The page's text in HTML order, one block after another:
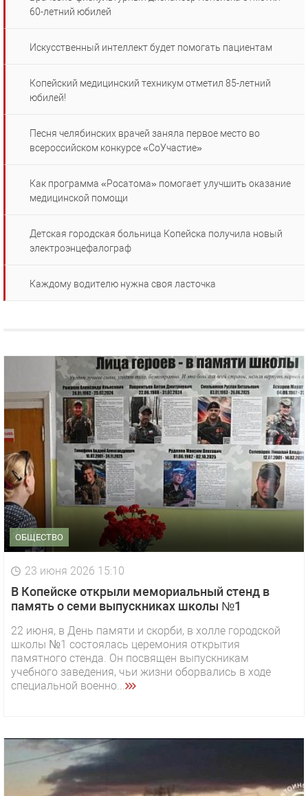
60-летний юбилей
Искусственный интеллект будет помогать пациентам
Копейский медицинский техникум отметил 85-летний
юбилей!
Песня челябинских врачей заняла первое место во
всероссийском конкурсе «СоУчастие»
Как программа «Росатома» помогает улучшить оказание
медицинской помощи
Детская городская больница Копейска получила новый
электроэнцефалограф
Каждому водителю нужна своя ласточка
ОБЩЕСТВО
23 июня 2026 15:10
В Копейске открыли мемориальный стенд в
память о семи выпускниках школы №1
22 июня, в День памяти и скорби, в холле городской
школы №1 состоялась церемония открытия
памятного стенда. Он посвящен выпускникам
учебного заведения, чьи жизни оборвались в ходе
специальной военно...